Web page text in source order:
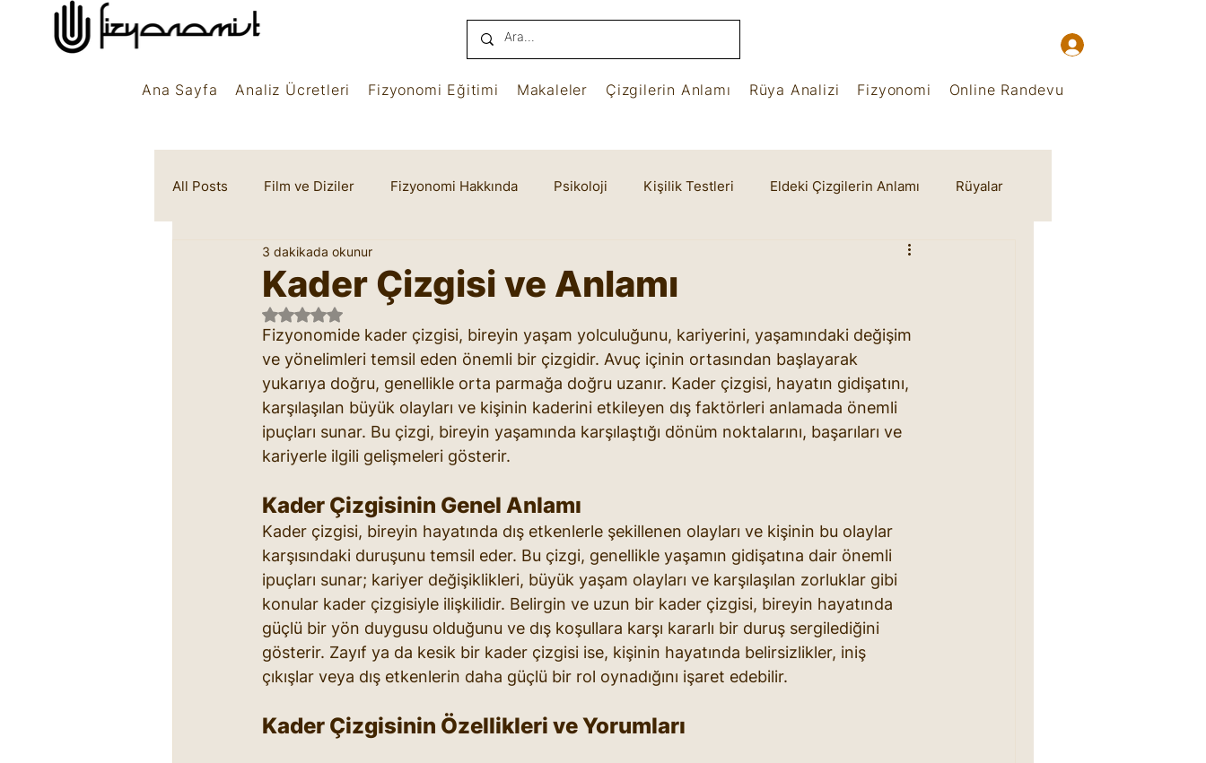
Ana Sayfa Analiz Ücretleri Fizyonomi Eğitimi Makaleler Çizgilerin Anlamı Rüya Analizi Fizyonomi Online Randevu
All Posts Film ve Diziler Fizyonomi Hakkında Psikoloji Kişilik Testleri Eldeki Çizgilerin Anlamı Rüyalar
Rüya Sembolleri Marifetname
Kader Çizgisi ve Anlamı
3 dakikada okunur
5 üzerinden NaN yıldız
Fizyonomide kader çizgisi, bireyin yaşam yolculuğunu, kariyerini, yaşamındaki değişim
ve yönelimleri temsil eden önemli bir çizgidir. Avuç içinin ortasından başlayarak
yukarıya doğru, genellikle orta parmağa doğru uzanır. Kader çizgisi, hayatın gidişatını,
karşılaşılan büyük olayları ve kişinin kaderini etkileyen dış faktörleri anlamada önemli
ipuçları sunar. Bu çizgi, bireyin yaşamında karşılaştığı dönüm noktalarını, başarıları ve
kariyerle ilgili gelişmeleri gösterir.
Kader Çizgisinin Genel Anlamı
Kader çizgisi, bireyin hayatında dış etkenlerle şekillenen olayları ve kişinin bu olaylar
karşısındaki duruşunu temsil eder. Bu çizgi, genellikle yaşamın gidişatına dair önemli
ipuçları sunar; kariyer değişiklikleri, büyük yaşam olayları ve karşılaşılan zorluklar gibi
konular kader çizgisiyle ilişkilidir. Belirgin ve uzun bir kader çizgisi, bireyin hayatında
güçlü bir yön duygusu olduğunu ve dış koşullara karşı kararlı bir duruş sergilediğini
gösterir. Zayıf ya da kesik bir kader çizgisi ise, kişinin hayatında belirsizlikler, iniş
çıkışlar veya dış etkenlerin daha güçlü bir rol oynadığını işaret edebilir.
Kader Çizgisinin Özellikleri ve Yorumları